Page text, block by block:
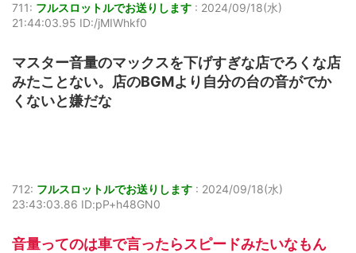
711: フルスロットルでお送りします : 2024/09/18(水)
21:44:03.95 ID:/jMIWhkf0
マスター音量のマックスを下げすぎな店でろくな店
みたことない。店のBGMより自分の台の音がでか
くないと嫌だな
712: フルスロットルでお送りします : 2024/09/18(水)
23:43:03.86 ID:pP+h48GN0
音量ってのは車で言ったらスピードみたいなもん